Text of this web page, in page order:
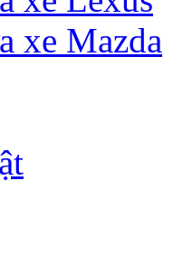
xe Mazda